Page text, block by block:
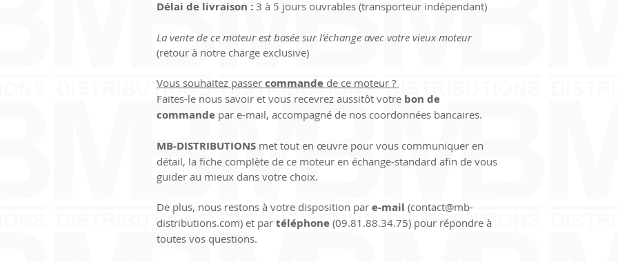
Délai de livraison : 3 à 5 jours ouvrables (transporteur indépendant)
La vente de ce moteur est basée sur l’échange avec votre vieux moteur
(retour à notre charge exclusive)
Vous souhaitez passer commande de ce moteur ?
Faites-le nous savoir et vous recevrez aussitôt votre bon de
commande par e-mail, accompagné de nos coordonnées bancaires.
MB-DISTRIBUTIONS met tout en œuvre pour vous communiquer en
détail, la fiche complète de ce moteur en échange-standard afin de vous
guider au mieux dans votre choix.
De plus, nous restons à votre disposition par e-mail (contact@mb-
distributions.com) et par téléphone (09.81.88.34.75) pour répondre à
toutes vos questions.